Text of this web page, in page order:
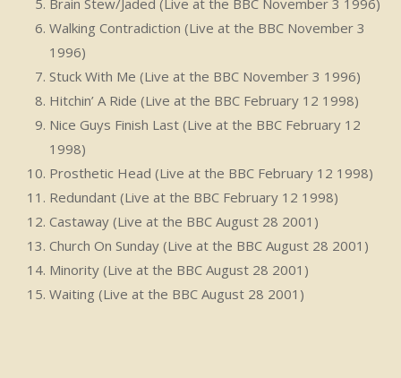
Brain Stew/Jaded (Live at the BBC November 3 1996)
Walking Contradiction (Live at the BBC November 3
1996)
Stuck With Me (Live at the BBC November 3 1996)
Hitchin’ A Ride (Live at the BBC February 12 1998)
Nice Guys Finish Last (Live at the BBC February 12
1998)
Prosthetic Head (Live at the BBC February 12 1998)
Redundant (Live at the BBC February 12 1998)
Castaway (Live at the BBC August 28 2001)
Church On Sunday (Live at the BBC August 28 2001)
Minority (Live at the BBC August 28 2001)
Waiting (Live at the BBC August 28 2001)